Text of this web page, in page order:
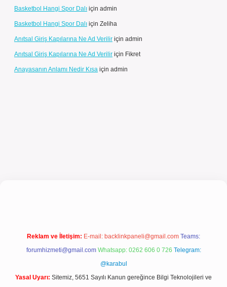
Basketbol Hangi Spor Dalı için admin
Basketbol Hangi Spor Dalı için Zeliha
Anıtsal Giriş Kapılarına Ne Ad Verilir için admin
Anıtsal Giriş Kapılarına Ne Ad Verilir için Fikret
Anayasanın Anlamı Nedir Kısa için admin
Reklam ve İletişim: E-mail: backlinkpaneli@gmail.com Teams:
forumhizmeti@gmail.com Whatsapp: 0262 606 0 726 Telegram:
@karabul
Yasal Uyarı: Sitemiz, 5651 Sayılı Kanun gereğince Bilgi Teknolojileri ve